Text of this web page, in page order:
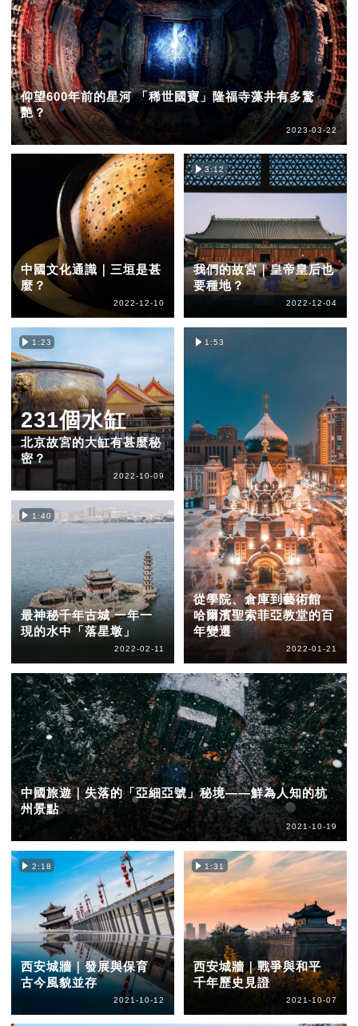
仰望600年前的星河 「稀世國寶」隆福寺藻井有多驚
艷？
2023-03-22
中國文化通識｜三垣是甚
麼？
2022-12-10
3:12
我們的故宮｜皇帝皇后也
要種地？
2022-12-04
1:23
231個水缸
北京故宮的大缸有甚麼秘
密？
2022-10-09
1:40
最神秘千年古城 一年一
現的水中「落星墩」
2022-02-11
1:53
從學院、倉庫到藝術館
哈爾濱聖索菲亞教堂的百
年變遷
2022-01-21
中國旅遊｜失落的「亞細亞號」秘境——鮮為人知的杭
州景點
2021-10-19
2:18
西安城牆｜發展與保育
古今風貌並存
2021-10-12
1:31
西安城牆｜戰爭與和平
千年歷史見證
2021-10-07